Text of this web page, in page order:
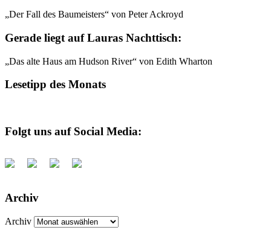
„Der Fall des Baumeisters“ von Peter Ackroyd
Gerade liegt auf Lauras Nachttisch:
„Das alte Haus am Hudson River“ von Edith Wharton
Lesetipp des Monats
Folgt uns auf Social Media:
Archiv
Archiv